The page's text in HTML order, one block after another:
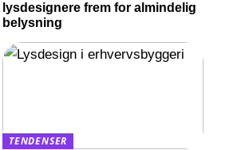
lysdesignere frem for almindelig
belysning
TENDENSER